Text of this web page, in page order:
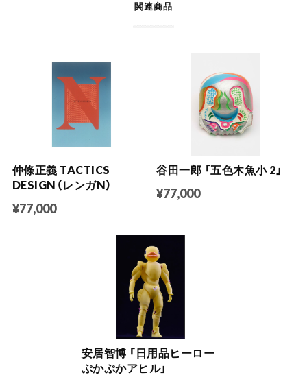
関連商品
仲條正義 TACTICS
DESIGN（レンガN）
¥77,000
谷田一郎 「五色木魚小 2」
¥77,000
安居智博 「日用品ヒーロー
ぷかぷかアヒル」